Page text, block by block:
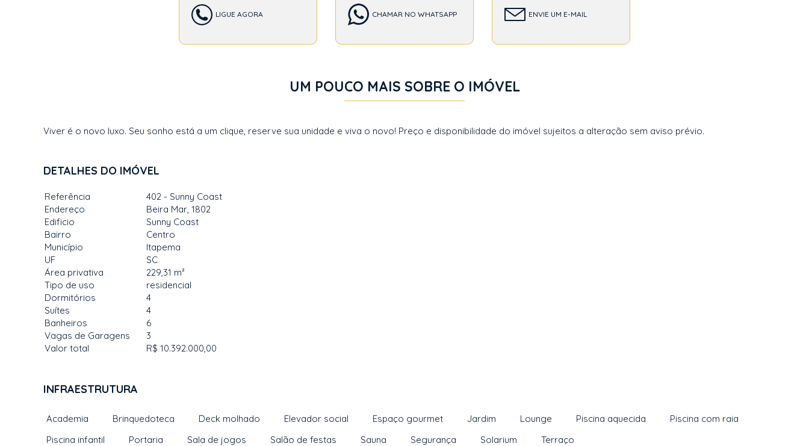
LIGUE AGORA CHAMAR NO WHATSAPP ENVIE UM E-MAIL
UM POUCO MAIS SOBRE O IMÓVEL
Viver é o novo luxo. Seu sonho está a um clique, reserve sua unidade e viva o novo! Preço e disponibilidade do imóvel sujeitos a alteração sem aviso prévio.
DETALHES DO IMÓVEL
Referência
402 - Sunny Coast
Endereço
Beira Mar, 1802
Edificio
Sunny Coast
Bairro
Centro
Município
Itapema
UF
SC
Área privativa
229,31 m²
Tipo de uso
residencial
Dormitórios
4
Suítes
4
Banheiros
6
Vagas de Garagens
3
Valor total
R$ 10.392.000,00
INFRAESTRUTURA
Academia Brinquedoteca Deck molhado Elevador social Espaço gourmet Jardim Lounge Piscina aquecida
Piscina com raia
Piscina infantil
Portaria Sala de jogos Salão de festas Sauna Segurança Solarium Terraço